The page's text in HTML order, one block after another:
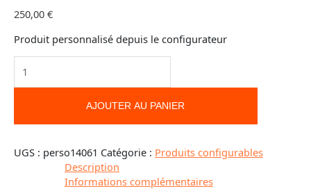
250,00 €
Produit personnalisé depuis le configurateur
AJOUTER AU PANIER
UGS : perso14061 Catégorie : Produits configurables
Description
Informations complémentaires